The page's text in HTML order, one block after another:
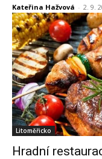
Kateřina Hažvová - 2. 9.
Litoměřicko
Hradní